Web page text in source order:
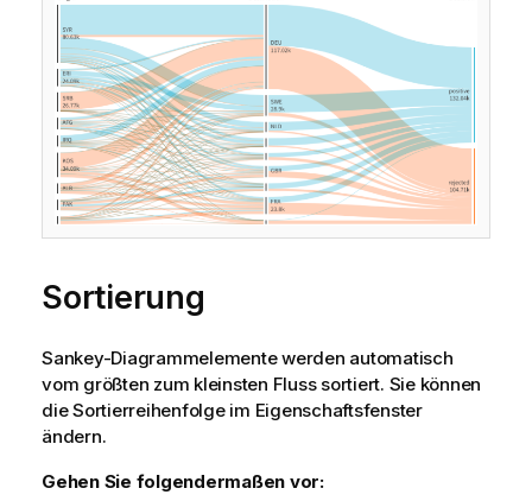
Sortierung
Sankey-Diagrammelemente werden automatisch
vom größten zum kleinsten Fluss sortiert. Sie können
die Sortierreihenfolge im Eigenschaftsfenster
ändern.
Gehen Sie folgendermaßen vor: